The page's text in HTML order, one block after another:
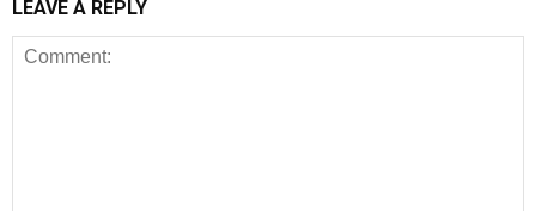
LEAVE A REPLY